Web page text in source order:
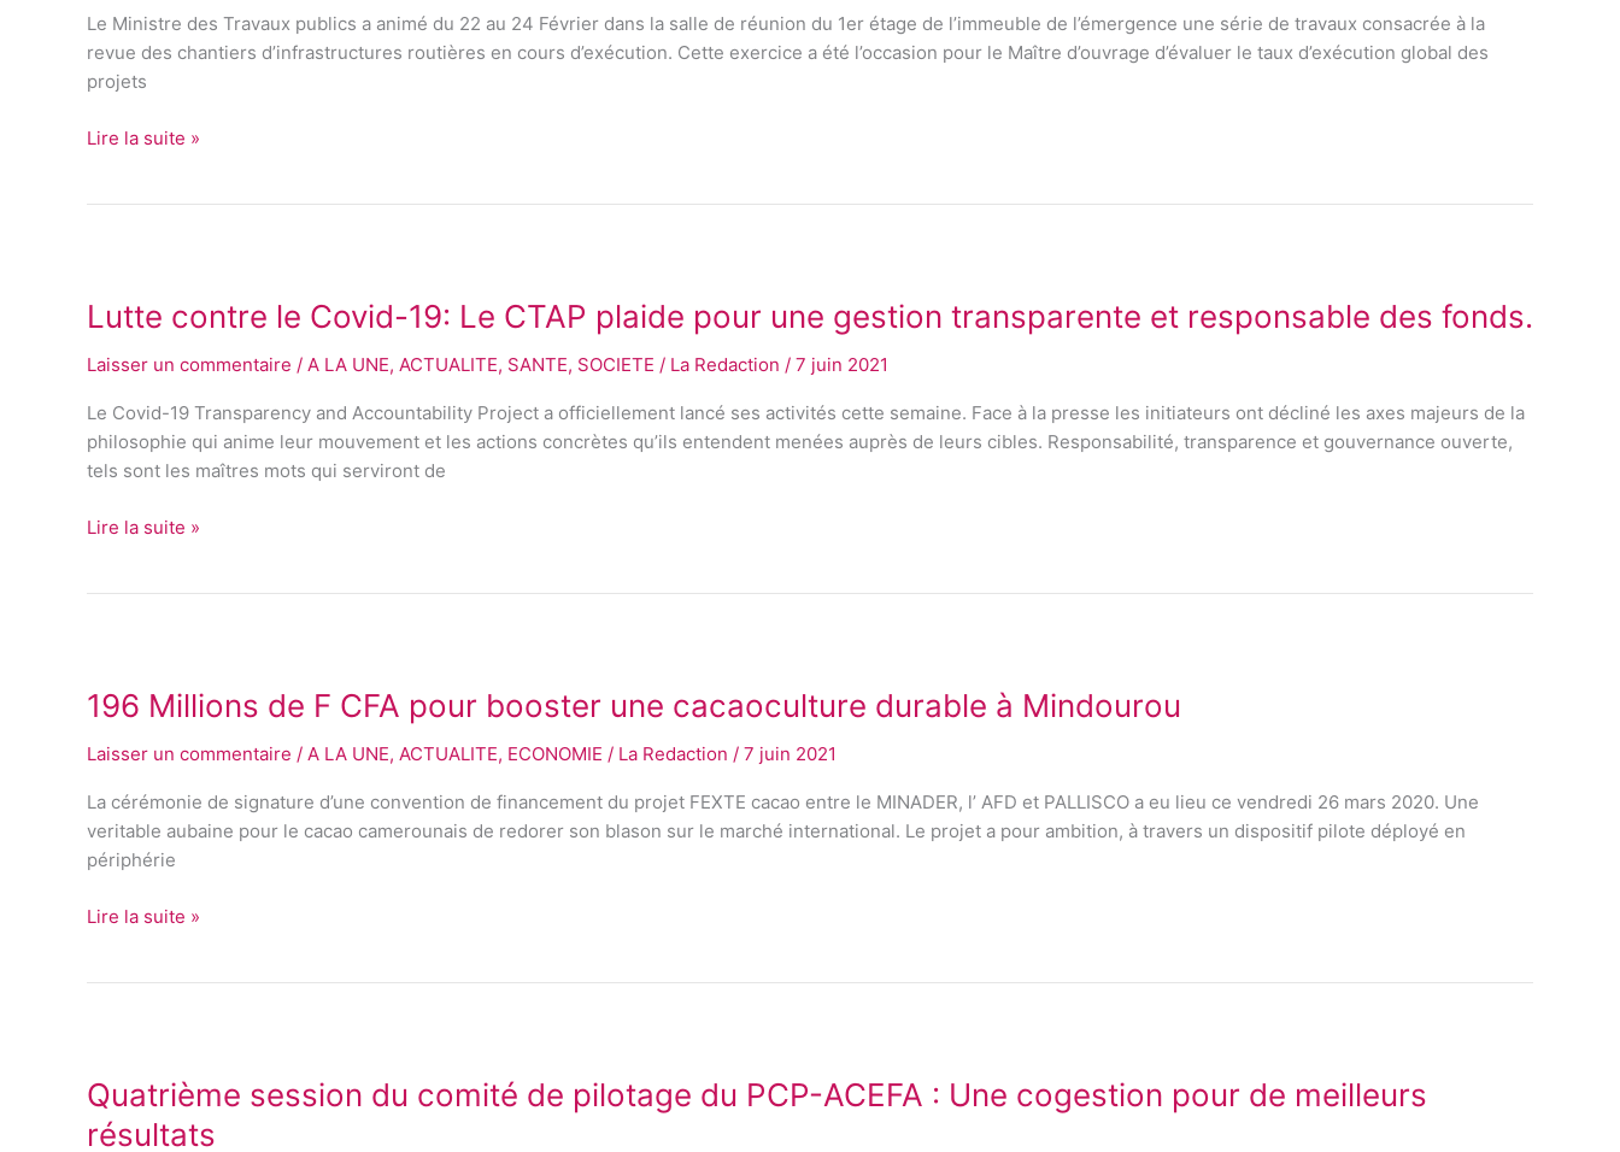
Le Ministre des Travaux publics a animé du 22 au 24 Février dans la salle de réunion du 1er étage de l’immeuble de l’émergence une série de travaux consacrée à la
revue des chantiers d’infrastructures routières en cours d’exécution. Cette exercice a été l’occasion pour le Maître d’ouvrage d’évaluer le taux d’exécution global des
projets
MINTP
passe
au
scanner
projets
Lire la suite »
Lutte contre le Covid-19: Le CTAP plaide pour une gestion transparente et responsable des fonds.
Laisser un commentaire / A LA UNE, ACTUALITE, SANTE, SOCIETE / La Redaction / 7 juin 2021
Le Covid-19 Transparency and Accountability Project a officiellement lancé ses activités cette semaine. Face à la presse les initiateurs ont décliné les axes majeurs de la
philosophie qui anime leur mouvement et les actions concrètes qu’ils entendent menées auprès de leurs cibles. Responsabilité, transparence et gouvernance ouverte,
tels sont les maîtres mots qui serviront de
le
19:
CTAP
plaide
pour
une
gestion
et
fonds.
Lire la suite »
196 Millions de F CFA pour booster une cacaoculture durable à Mindourou
Laisser un commentaire / A LA UNE, ACTUALITE, ECONOMIE / La Redaction / 7 juin 2021
La cérémonie de signature d’une convention de financement du projet FEXTE cacao entre le MINADER, l’ AFD et PALLISCO a eu lieu ce vendredi 26 mars 2020. Une
veritable aubaine pour le cacao camerounais de redorer son blason sur le marché international. Le projet a pour ambition, à travers un dispositif pilote déployé en
périphérie
de
CFA
booster
une
cacaoculture
durable
Lire la suite »
Quatrième session du comité de pilotage du PCP-ACEFA : Une cogestion pour de meilleurs
résultats
du
comité